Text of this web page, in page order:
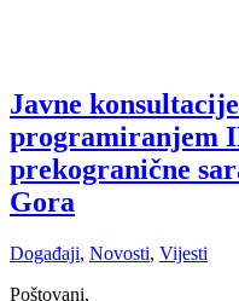
Javne
programiranjem
prekogranične
Gora
Događaji, Novosti, Vijesti
Poštovani,